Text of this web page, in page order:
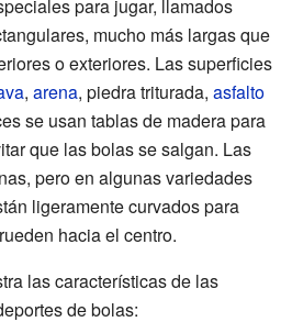
para jugar, llamados
mucho más largas que
o exteriores. Las superficies
, arena, piedra triturada, asfalto
se usan tablas de madera para
que las bolas se salgan. Las
pero en algunas variedades
ligeramente curvados para
hacia el centro.
las características de las
de bolas: